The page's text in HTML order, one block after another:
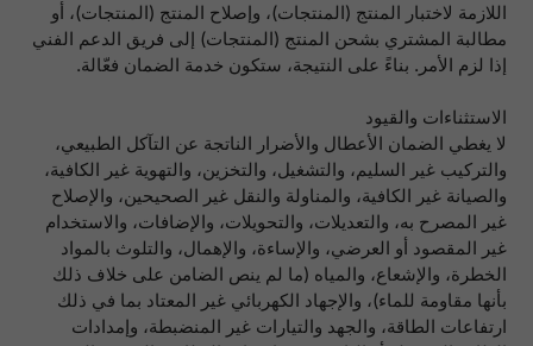
اللازمة لاختبار المنتج (المنتجات)، وإصلاح المنتج (المنتجات)، أو
مطالبة المشتري بشحن المنتج (المنتجات) إلى فريق الدعم الفني
إذا لزم الأمر. بناءً على النتيجة، ستكون خدمة الضمان فعّالة.
الاستثناءات والقيود
لا يغطي الضمان الأعطال والأضرار الناتجة عن التآكل الطبيعي،
والتركيب غير السليم، والتشغيل، والتخزين، والتهوية غير الكافية،
والصيانة غير الكافية، والمناولة والنقل غير الصحيحين، والإصلاح
غير المصرح به، والتعديلات، والتحويلات، والإضافات، والاستخدام
غير المقصود أو العرضي، والإساءة، والإهمال، والتلوث بالمواد
الخطرة، والإشعاع، والمياه (ما لم ينص الضامن على خلاف ذلك
بأنها مقاومة للماء)، والإجهاد الكهربائي غير المعتاد بما في ذلك
ارتفاعات الطاقة، والجهد والتيارات غير المنضبطة، وإمدادات